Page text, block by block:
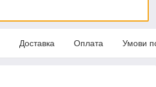
Доставка Оплата Умови